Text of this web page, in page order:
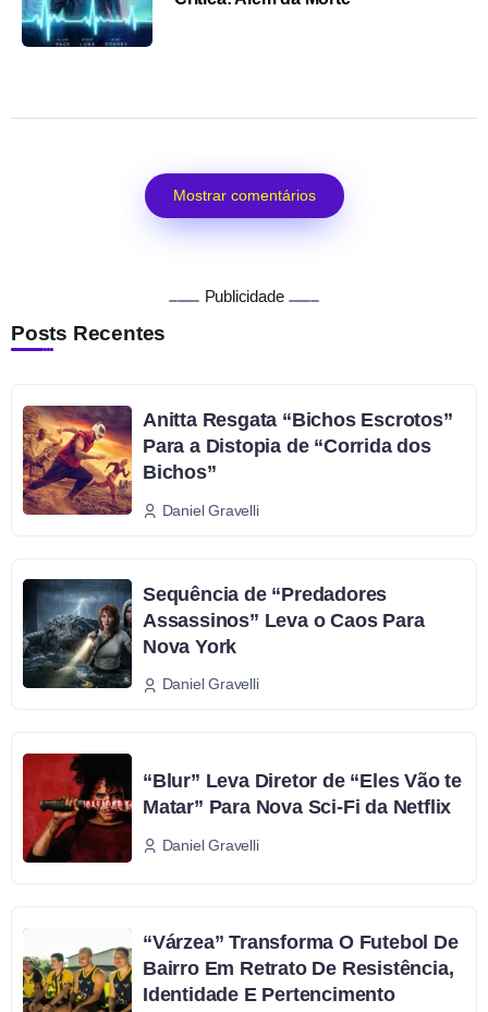
Mostrar comentários
Publicidade
Posts Recentes
Anitta Resgata “Bichos Escrotos”
Para a Distopia de “Corrida dos
Bichos”
Daniel Gravelli
Sequência de “Predadores
Assassinos” Leva o Caos Para
Nova York
Daniel Gravelli
“Blur” Leva Diretor de “Eles Vão te
Matar” Para Nova Sci-Fi da Netflix
Daniel Gravelli
“Várzea” Transforma O Futebol De
Bairro Em Retrato De Resistência,
Identidade E Pertencimento